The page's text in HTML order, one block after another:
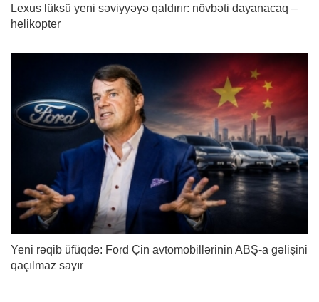
Lexus lüksü yeni səviyyəyə qaldırır: növbəti dayanacaq –
helikopter
Yeni rəqib üfüqdə: Ford Çin avtomobillərinin ABŞ-a gəlişini
qaçılmaz sayır